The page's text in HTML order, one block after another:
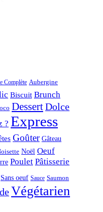
Complète Aubergine
Biscuit Brunch
DessertDolce
? Express
Goûter Gâteau
Noël Oeuf
Poulet Pâtisserie
Sans oeuf Sauce Saumon
Végétarien